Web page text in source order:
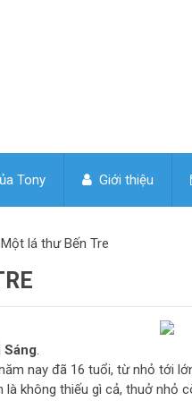
Tony Giới thiệu
Một lá thư Bến Tre
Sáng.
nay đã 16 tuổi, từ nhỏ tới
là không thiếu gì cả, thuở nhỏ